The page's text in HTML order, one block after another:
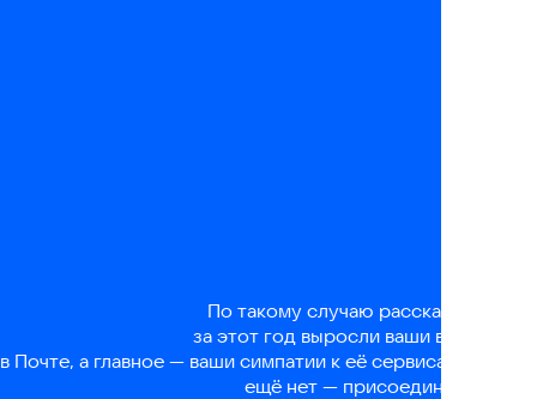
По такому случаю рассказываем,
за этот год выросли ваши
в Почте, а главное — ваши симпатии к её сервисам.
ещё нет — присоединяйтесь!